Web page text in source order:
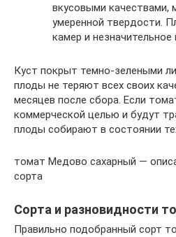
вкусовыми качествами,
умеренной твердости.
камер и
Куст покрыт темно-зелеными
плоды не теряют всех своих
месяцев после сбора. Если
коммерческой целью и будут
плоды собирают в состоянии
томат Медово сахарный —
сорта
Сорта и разновидности
Правильно подобранный сорт